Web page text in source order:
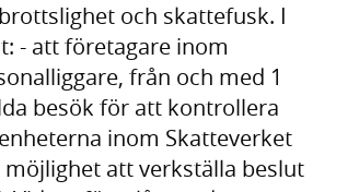
och skattefusk. I
- att företagare inom
från och med 1
besök för att kontrollera
inom Skatteverket
att verkställa beslut